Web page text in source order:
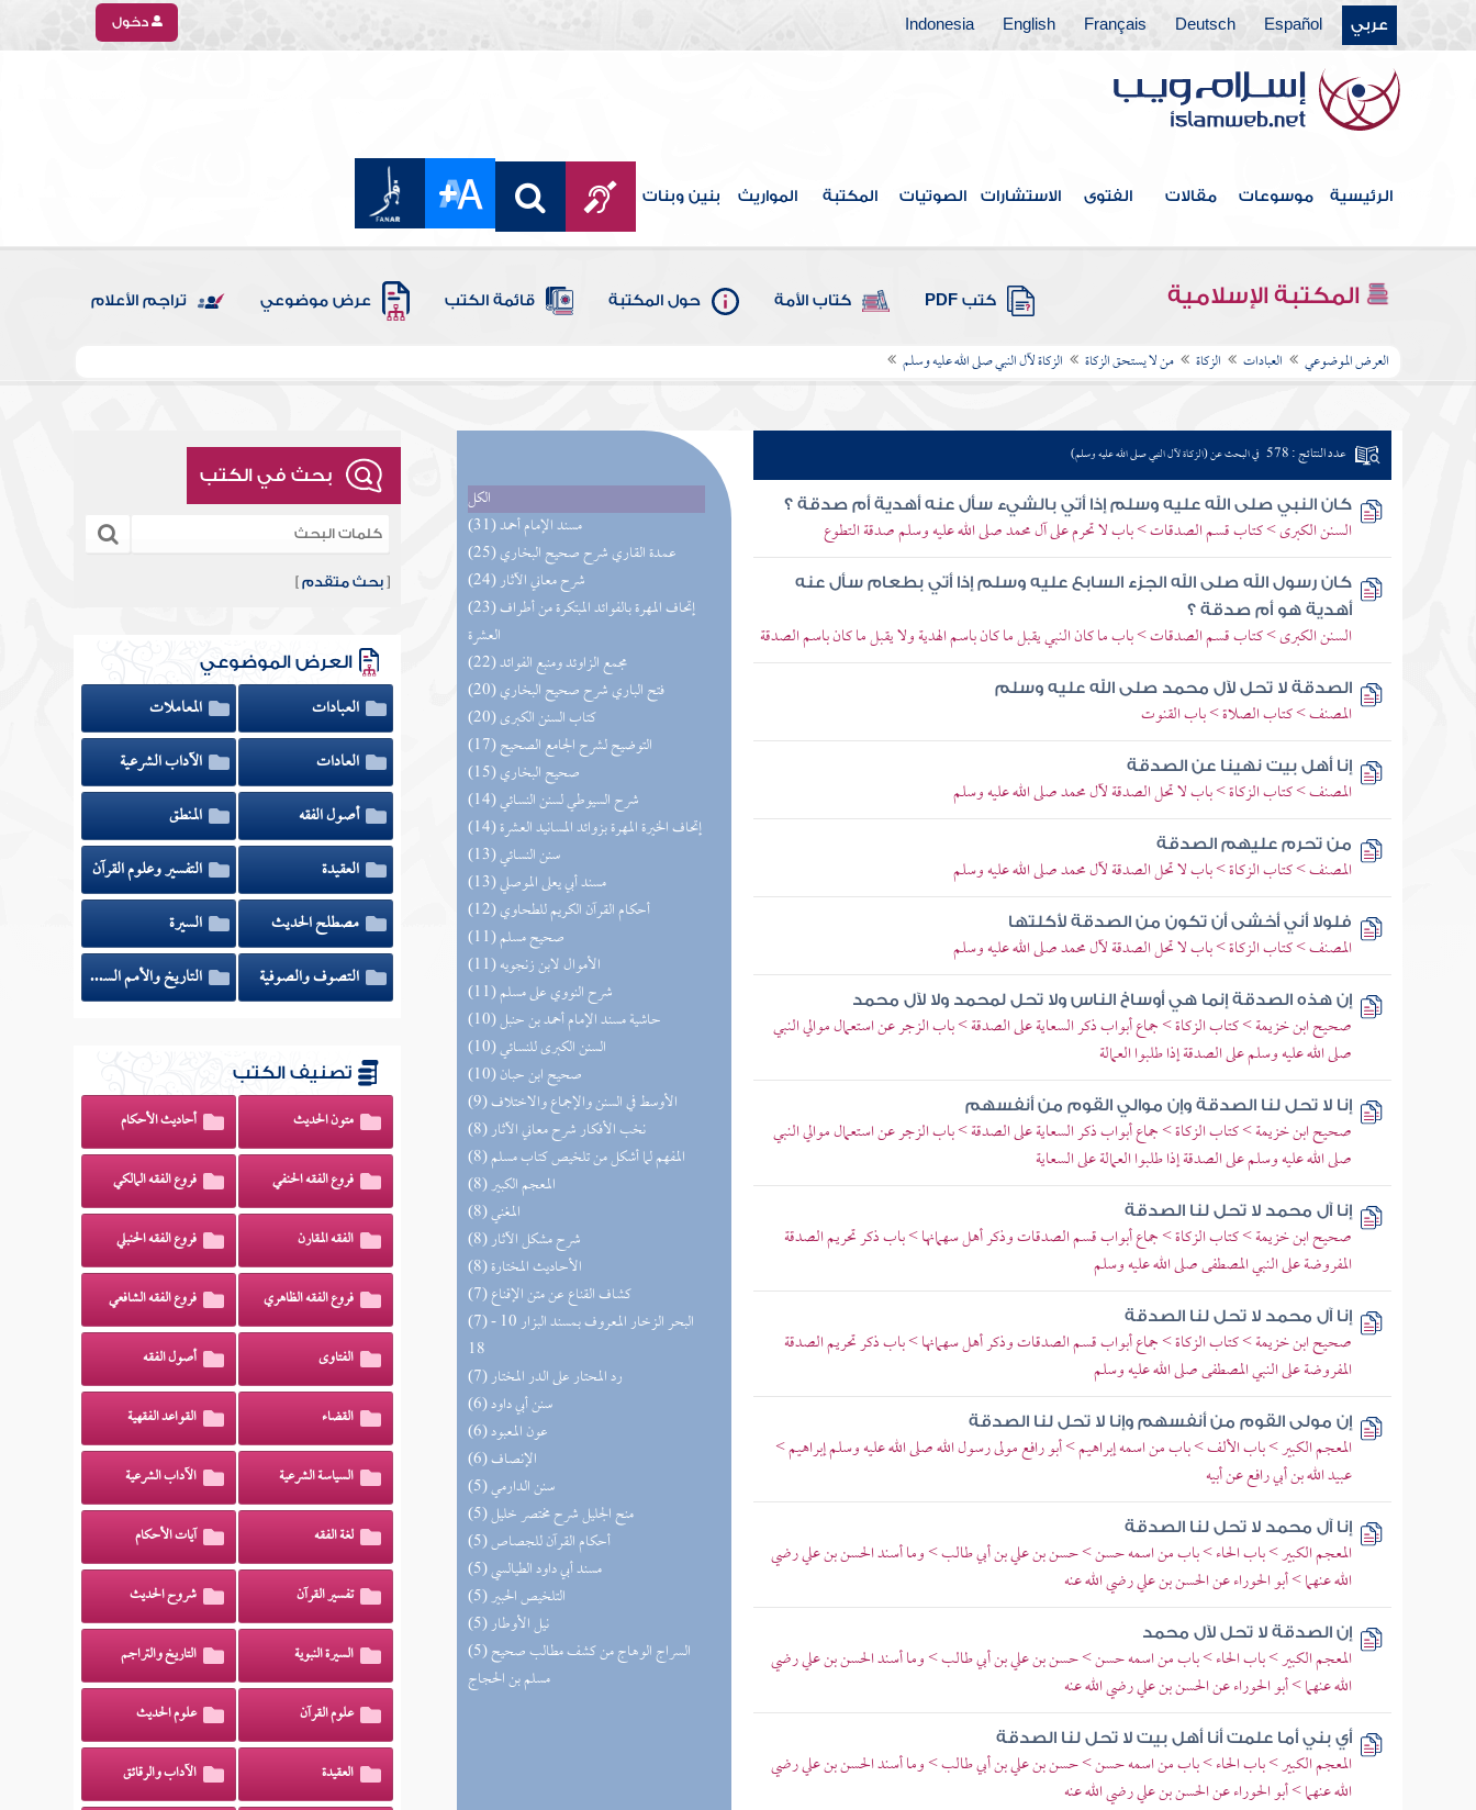
عربي Español
Deutsch
Français
English
Indonesia دخول
الرئيسية موسوعات مقالات الفتوى الاستشارات الصوتيات المكتبة المواريث بنين وبنات
المكتبة الإسلامية كتب PDF كتاب الأمة حول المكتبة قائمة الكتب عرض موضوعي تراجم الأعلام
العرض الموضوعي العبادات الزكاة من لا يستحق الزكاة الزكاة لآل النبي صلى الله عليه وسلم
الكل
(31) مسند الإمام أحمد
(25) عمدة القاري شرح صحيح البخاري
(24) شرح معاني الآثار
(23) إتحاف المهرة بالفوائد المبتكرة من أطراف
العشرة
(22) مجمع الزاوئد ومنبع الفوائد
(20) فتح الباري شرح صحيح البخاري
(20) كتاب السنن الكبرى
(17) التوضيح لشرح الجامع الصحيح
(15) صحيح البخاري
(14) شرح السيوطي لسنن النسائي
(14) إتحاف الخيرة المهرة بزوائد المسانيد العشرة
(13) سنن النسائي
(13) مسند أبي يعلى الموصلي
(12) أحكام القرآن الكريم للطحاوي
(11) صحيح مسلم
(11) الأموال لابن زنجويه
(11) شرح النووي على مسلم
(10) حاشية مسند الإمام أحمد بن حنبل
(10) السنن الكبرى للنسائي
(10) صحيح ابن حبان
(9) الأوسط في السنن والإجماع والاختلاف
(8) نخب الأفكار شرح معاني الآثار
(8) المفهم لما أشكل من تلخيص كتاب مسلم
(8) المعجم الكبير
(8) المغني
(8) شرح مشكل الآثار
(8) الأحاديث المختارة
(7) كشاف القناع عن متن الإقناع
(7) البحر الزخار المعروف بمسند البزار 10 -
18
(7) رد المحتار على الدر المختار
(6) سنن أبي داود
(6) عون المعبود
(6) الإنصاف
(5) سنن الدارمي
(5) منح الجليل شرح مختصر خليل
(5) أحكام القرآن للجصاص
(5) مسند أبي داود الطيالسي
(5) التلخيص الحبير
(5) نيل الأوطار
(5) السراج الوهاج من كشف مطالب صحيح
مسلم بن الحجاج
عدد النتائج : 578 في البحث عن (الزكاة لآل النبي صلى الله عليه وسلم)
كان النبي صلى الله عليه وسلم إذا أتي بالشيء سأل عنه أهدية أم صدقة ؟
السنن الكبرى > كتاب قسم الصدقات > باب لا تحرم على آل محمد صلى الله عليه وسلم صدقة التطوع
كان رسول الله صلى الله الجزء السابع عليه وسلم إذا أتي بطعام سأل عنه
أهدية هو أم صدقة ؟
السنن الكبرى > كتاب قسم الصدقات > باب ما كان النبي يقبل ما كان باسم الهدية ولا يقبل ما كان باسم الصدقة
الصدقة لا تحل لآل محمد صلى الله عليه وسلم
المصنف > كتاب الصلاة > باب القنوت
إنا أهل بيت نهينا عن الصدقة
المصنف > كتاب الزكاة > باب لا تحل الصدقة لآل محمد صلى الله عليه وسلم
من تحرم عليهم الصدقة
المصنف > كتاب الزكاة > باب لا تحل الصدقة لآل محمد صلى الله عليه وسلم
فلولا أني أخشى أن تكون من الصدقة لأكلتها
المصنف > كتاب الزكاة > باب لا تحل الصدقة لآل محمد صلى الله عليه وسلم
إن هذه الصدقة إنما هي أوساخ الناس ولا تحل لمحمد ولا لآل محمد
صحيح ابن خزيمة > كتاب الزكاة > جماع أبواب ذكر السعاية على الصدقة > باب الزجر عن استعمال موالي النبي
صلى الله عليه وسلم على الصدقة إذا طلبوا العمالة
إنا لا تحل لنا الصدقة وإن موالي القوم من أنفسهم
صحيح ابن خزيمة > كتاب الزكاة > جماع أبواب ذكر السعاية على الصدقة > باب الزجر عن استعمال موالي النبي
صلى الله عليه وسلم على الصدقة إذا طلبوا العمالة على السعاية
إنا آل محمد لا تحل لنا الصدقة
صحيح ابن خزيمة > كتاب الزكاة > جماع أبواب قسم الصدقات وذكر أهل سهمانها > باب ذكر تحريم الصدقة
المفروضة على النبي المصطفى صلى الله عليه وسلم
إنا آل محمد لا تحل لنا الصدقة
صحيح ابن خزيمة > كتاب الزكاة > جماع أبواب قسم الصدقات وذكر أهل سهمانها > باب ذكر تحريم الصدقة
المفروضة على النبي المصطفى صلى الله عليه وسلم
إن مولى القوم من أنفسهم وإنا لا تحل لنا الصدقة
المعجم الكبير > باب الألف > باب من اسمه إبراهيم > أبو رافع مولى رسول الله صلى الله عليه وسلم إبراهيم >
عبيد الله بن أبي رافع عن أبيه
إنا آل محمد لا تحل لنا الصدقة
المعجم الكبير > باب الحاء > باب من اسمه حسن > حسن بن علي بن أبي طالب > وما أسند الحسن بن علي رضي
الله عنهما > أبو الحوراء عن الحسن بن علي رضي الله عنه
إن الصدقة لا تحل لآل محمد
المعجم الكبير > باب الحاء > باب من اسمه حسن > حسن بن علي بن أبي طالب > وما أسند الحسن بن علي رضي
الله عنهما > أبو الحوراء عن الحسن بن علي رضي الله عنه
أي بني أما علمت أنا أهل بيت لا تحل لنا الصدقة
المعجم الكبير > باب الحاء > باب من اسمه حسن > حسن بن علي بن أبي طالب > وما أسند الحسن بن علي رضي
الله عنهما > أبو الحوراء عن الحسن بن علي رضي الله عنه
بحث في الكتب
[بحث متقدم ]
العرض الموضوعي
العبادات
المعاملات
العادات
الآداب الشرعية
أصول الفقه
المنطق
العقيدة
التفسير وعلوم القرآن
مصطلح الحديث
السيرة
التصوف والصوفية
التاريخ والأمم السابقة
تصنيف الكتب
متون الحديث أحاديث الأحكام
فروع الفقه الحنفي فروع الفقه المالكي
الفقه المقارن فروع الفقه الحنبلي
فروع الفقه الظاهري فروع الفقه الشافعي
الفتاوى أصول الفقه
القضاء القواعد الفقهية
السياسة الشرعية الآداب الشرعية
لغة الفقه آيات الأحكام
تفسير القرآن شروح الحديث
السيرة النبوية التاريخ والتراجم
علوم القرآن علوم الحديث
العقيدة الآداب والرقائق